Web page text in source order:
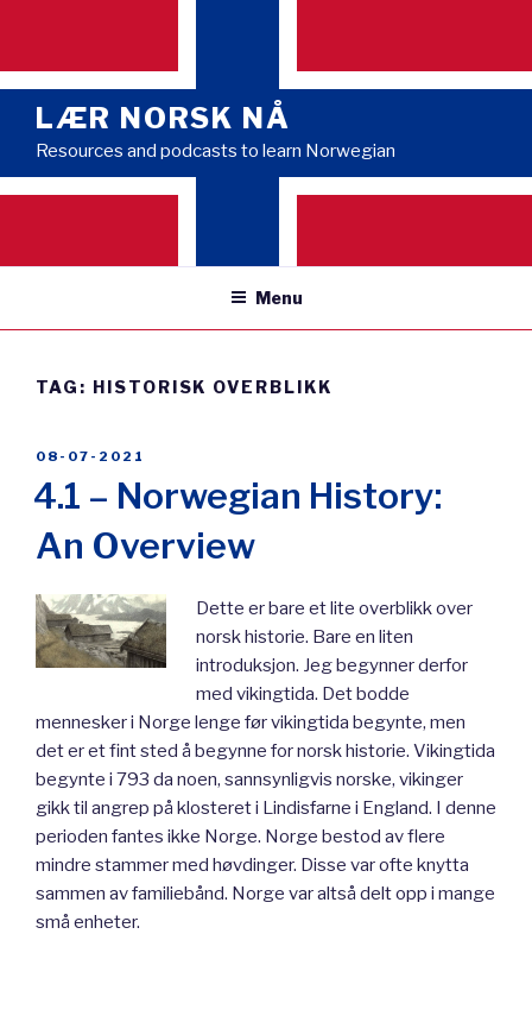
content
LÆR NORSK NÅ
Resources and podcasts to learn Norwegian
Menu
TAG: HISTORISK OVERBLIKK
POSTED
08-07-2021
4.1 – Norwegian History:
An Overview
Dette er bare et lite overblikk over
norsk historie. Bare en liten
introduksjon. Jeg begynner derfor
med vikingtida. Det bodde
mennesker i Norge lenge før vikingtida begynte, men
det er et fint sted å begynne for norsk historie. Vikingtida
begynte i 793 da noen, sannsynligvis norske, vikinger
gikk til angrep på klosteret i Lindisfarne i England. I denne
perioden fantes ikke Norge. Norge bestod av flere
mindre stammer med høvdinger. Disse var ofte knytta
sammen av familiebånd. Norge var altså delt opp i mange
små enheter.